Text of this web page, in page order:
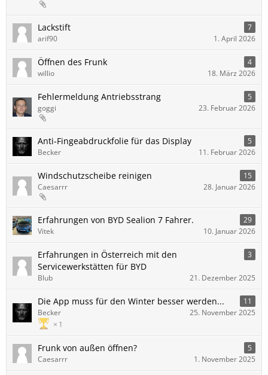
Lackstift
7
arif90
1. April 2026
Öffnen des Frunk
4
willio
18. März 2026
Fehlermeldung Antriebsstrang
5
goggi
23. Februar 2026
Anti-Fingeabdruckfolie für das Display
5
Becker
11. Februar 2026
Windschutzscheibe reinigen
15
Caesarrr
28. Januar 2026
Erfahrungen von BYD Sealion 7 Fahrer.
29
Vitek
10. Januar 2026
Erfahrungen in Österreich mit den
Servicewerkstätten für BYD
3
Blub 21. Dezember 2025
Die App muss für den Winter besser werden... 11
1
Becker 25. November 2025
Frunk von außen öffnen?
5
Caesarrr
1. November 2025